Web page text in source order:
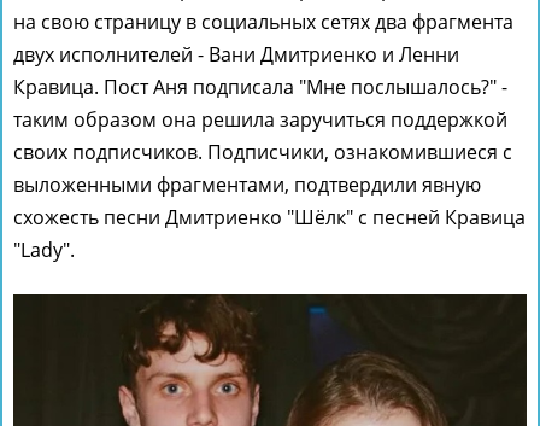
на свою страницу в социальных сетях два фрагмента
двух исполнителей - Вани Дмитриенко и Ленни
Кравица. Пост Аня подписала "Мне послышалось?" -
таким образом она решила заручиться поддержкой
своих подписчиков. Подписчики, ознакомившиеся с
выложенными фрагментами, подтвердили явную
схожесть песни Дмитриенко "Шёлк" с песней Кравица
"Lady".